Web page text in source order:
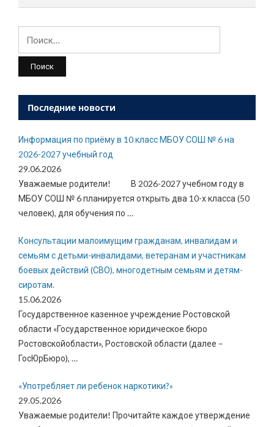
Последние новости
Информация по приёму в 10 класс МБОУ СОШ № 6 на
2026-2027 учебный год
29.06.2026
Уважаемые родители! В 2026-2027 учебном году в
МБОУ СОШ № 6 планируется открыть два 10-х класса (50
человек), для обучения по …
Консультации малоимущим гражданам, инвалидам и
семьям с детьми-инвалидами, ветеранам и участникам
боевых действий (СВО), многодетным семьям и детям-
сиротам.
15.06.2026
Государственное казенное учреждение Ростовской
области «Государственное юридическое бюро
Ростовскойобласти», Ростовской области (далее –
ГосЮрБюро), …
«Употребляет ли ребенок наркотики?»
29.05.2026
Уважаемые родители! Прочитайте каждое утверждение